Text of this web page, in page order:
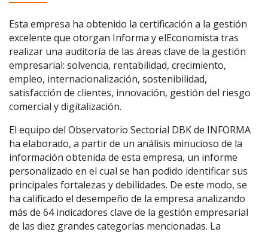
Esta empresa ha obtenido la certificación a la gestión
excelente que otorgan Informa y elEconomista tras
realizar una auditoría de las áreas clave de la gestión
empresarial: solvencia, rentabilidad, crecimiento,
empleo, internacionalización, sostenibilidad,
satisfacción de clientes, innovación, gestión del riesgo
comercial y digitalización.
El equipo del Observatorio Sectorial DBK de INFORMA
ha elaborado, a partir de un análisis minucioso de la
información obtenida de esta empresa, un informe
personalizado en el cual se han podido identificar sus
principales fortalezas y debilidades. De este modo, se
ha calificado el desempeño de la empresa analizando
más de 64 indicadores clave de la gestión empresarial
de las diez grandes categorías mencionadas. La